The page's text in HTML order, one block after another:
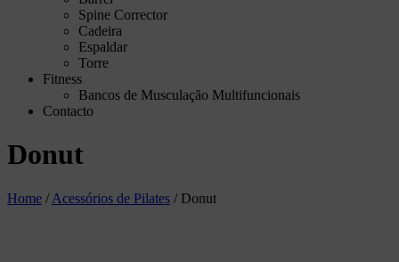
Spine Corrector
Cadeira
Espaldar
Torre
Fitness
Bancos de Musculação Multifuncionais
Contacto
Donut
Home / Acessórios de Pilates / Donut